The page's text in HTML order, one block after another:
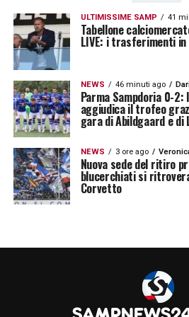
ULTIMISSIME SAMP 41
Tabellone
LIVE: i trasferimenti
NEWS 46 minuti ago
Parma Sampdoria 0-
aggiudica il trofeo
gara di Abildgaard e
NEWS 3 ore ago
Nuova sede del ritiro
blucerchiati si
Corvetto